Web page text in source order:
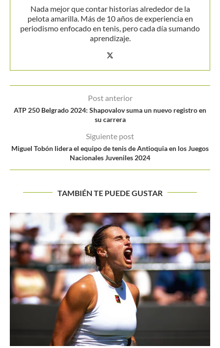
Nada mejor que contar historias alrededor de la
pelota amarilla. Más de 10 años de experiencia en
periodismo enfocado en tenis, pero cada día sumando
aprendizaje.
Post anterior
ATP 250 Belgrado 2024: Shapovalov suma un nuevo registro en
su carrera
Siguiente post
Miguel Tobón lidera el equipo de tenis de Antioquia en los Juegos
Nacionales Juveniles 2024
TAMBIÉN TE PUEDE GUSTAR